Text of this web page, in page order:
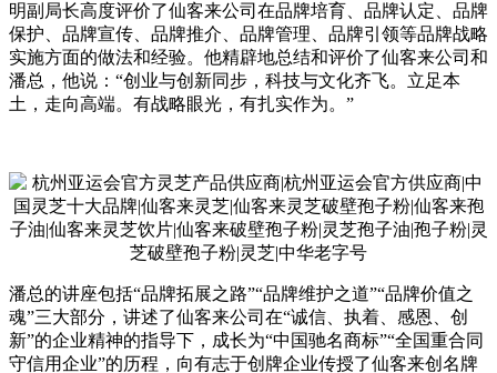
明副局长高度评价了仙客来公司在品牌培育、品牌认定、品牌
保护、品牌宣传、品牌推介、品牌管理、品牌引领等品牌战略
实施方面的做法和经验。他精辟地总结和评价了仙客来公司和
潘总，他说：“创业与创新同步，科技与文化齐飞。立足本
土，走向高端。有战略眼光，有扎实作为。”
潘总的讲座包括“品牌拓展之路”“品牌维护之道”“品牌价值之
魂”三大部分，讲述了仙客来公司在“诚信、执着、感恩、创
新”的企业精神的指导下，成长为“中国驰名商标”“全国重合同
守信用企业”的历程，向有志于创牌企业传授了仙客来创名牌